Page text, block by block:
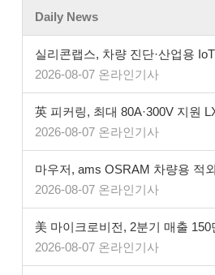
Daily News
실리콘랩스, 차량 진단·산업용
2026-08-07 온라인기사
英 피커링, 최대 80A·300V 지원
2026-08-07 온라인기사
마우저, ams OSRAM 차량용 적
2026-08-07 온라인기사
美 마이크로비전, 2분기 매출 150
2026-08-07 온라인기사